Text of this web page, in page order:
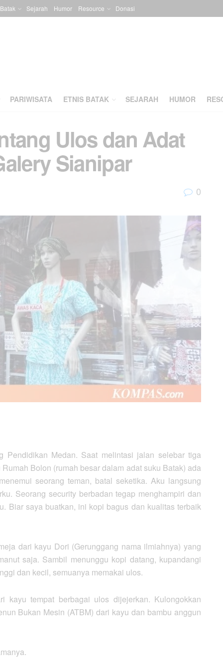
Sejarah Humor Resource Donasi
PARIWISATA ETNIS BATAK SEJARAH HUMOR
Ulos dan Adat
Sianipar
0
Pendidikan Medan. Saat melintasi jalan selebar tiga
Bolon (rumah besar dalam adat suku Batak) ada
seorang teman, batal seketika. Aku langsung
Seorang security berbadan tegap menghampiri dan
Biar saya buatkan, ini kopi bagus dan kualitas terbaik
dari kayu Dori (Gerunggang nama ilmiahnya) yang
saja. Sambil menunggu kopi datang, kupandangi
dan kecil, semuanya memakai ulos.
kayu tempat berbagai ulos dijejerkan. Kulongokkan
Bukan Mesin (ATBM) dari kayu dan bambu anggun